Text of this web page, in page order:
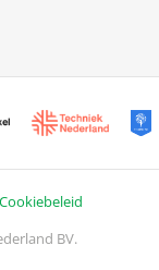
Cookiebeleid
BV.